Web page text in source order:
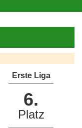
Erste Liga
6.
Platz